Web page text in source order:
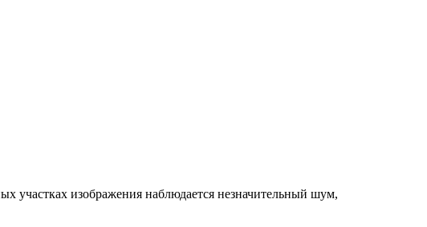
участках изображения наблюдается незначительный шум,